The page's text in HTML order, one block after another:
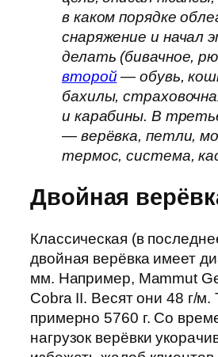
в каком порядке
снаряжение и начал
делать (бивачное,
второй — обувь,
бахилы,
и карабины. В
— верёвка, петли,
термос, система,
Двойная
Классическая (в
двойная верёвка имеет
мм. Например, Mammut
Cobra II. Весят они 48 г/м.
примерно 5760 г. Со
нагрузок верёвки